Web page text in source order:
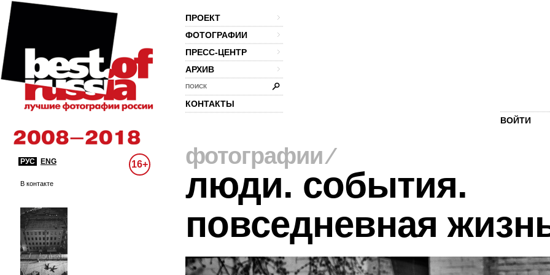
ПРОЕКТ
ФОТОГРАФИИ
ПРЕСС-ЦЕНТР
АРХИВ
ПОИСК
КОНТАКТЫ
ВОЙТИ
РУС ENG 16+
В контакте
фотографии⁄
люди. события.
повседневная